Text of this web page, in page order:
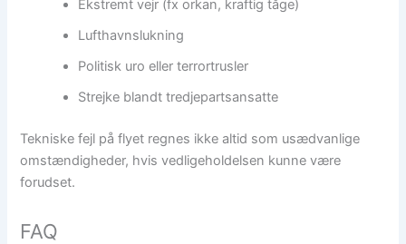
Ekstremt vejr (fx orkan, kraftig tåge)
Lufthavnslukning
Politisk uro eller terrortrusler
Strejke blandt tredjepartsansatte
Tekniske fejl på flyet regnes ikke altid som usædvanlige
omstændigheder, hvis vedligeholdelsen kunne være
forudset.
FAQ